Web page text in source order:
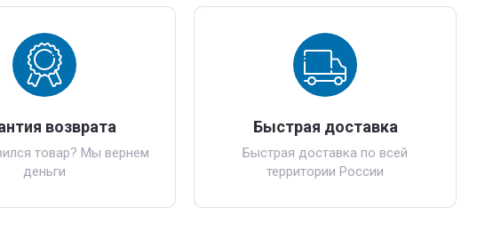
возврата
товар? Мы вернем
деньги
Быстрая доставка
Быстрая доставка по всей
территории России